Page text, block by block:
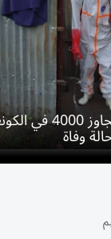
إصابات إيبولا